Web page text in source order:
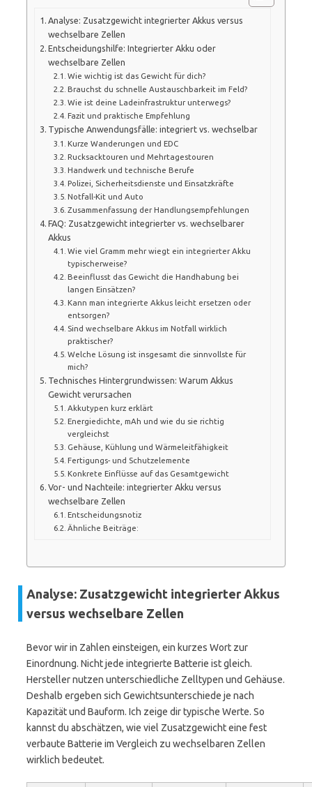
Analyse: Zusatzgewicht integrierter Akkus versus
wechselbare Zellen
Entscheidungshilfe: Integrierter Akku oder
wechselbare Zellen
Wie wichtig ist das Gewicht für dich?
Brauchst du schnelle Austauschbarkeit im Feld?
Wie ist deine Ladeinfrastruktur unterwegs?
Fazit und praktische Empfehlung
Typische Anwendungsfälle: integriert vs. wechselbar
Kurze Wanderungen und EDC
Rucksacktouren und Mehrtagestouren
Handwerk und technische Berufe
Polizei, Sicherheitsdienste und Einsatzkräfte
Notfall-Kit und Auto
Zusammenfassung der Handlungsempfehlungen
FAQ: Zusatzgewicht integrierter vs. wechselbarer
Akkus
Wie viel Gramm mehr wiegt ein integrierter Akku
typischerweise?
Beeinflusst das Gewicht die Handhabung bei
langen Einsätzen?
Kann man integrierte Akkus leicht ersetzen oder
entsorgen?
Sind wechselbare Akkus im Notfall wirklich
praktischer?
Welche Lösung ist insgesamt die sinnvollste für
mich?
Technisches Hintergrundwissen: Warum Akkus
Gewicht verursachen
Akkutypen kurz erklärt
Energiedichte, mAh und wie du sie richtig
vergleichst
Gehäuse, Kühlung und Wärmeleitfähigkeit
Fertigungs- und Schutzelemente
Konkrete Einflüsse auf das Gesamtgewicht
Vor- und Nachteile: integrierter Akku versus
wechselbare Zellen
Entscheidungsnotiz
Ähnliche Beiträge:
Analyse: Zusatzgewicht integrierter Akkus
versus wechselbare Zellen
Bevor wir in Zahlen einsteigen, ein kurzes Wort zur
Einordnung. Nicht jede integrierte Batterie ist gleich.
Hersteller nutzen unterschiedliche Zelltypen und Gehäuse.
Deshalb ergeben sich Gewichtsunterschiede je nach
Kapazität und Bauform. Ich zeige dir typische Werte. So
kannst du abschätzen, wie viel Zusatzgewicht eine fest
verbaute Batterie im Vergleich zu wechselbaren Zellen
wirklich bedeutet.